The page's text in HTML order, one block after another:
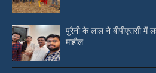
पुरैनी के लाल ने बीपीएससी में
माहौल